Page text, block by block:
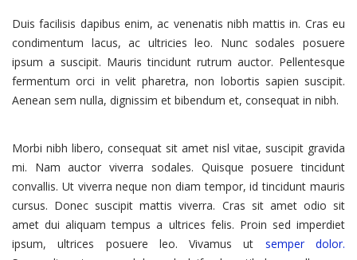
Duis facilisis dapibus enim, ac venenatis nibh mattis in. Cras eu
condimentum lacus, ac ultricies leo. Nunc sodales posuere
ipsum a suscipit. Mauris tincidunt rutrum auctor. Pellentesque
fermentum orci in velit pharetra, non lobortis sapien suscipit.
Aenean sem nulla, dignissim et bibendum et, consequat in nibh.
Morbi nibh libero, consequat sit amet nisl vitae, suscipit gravida
mi. Nam auctor viverra sodales. Quisque posuere tincidunt
convallis. Ut viverra neque non diam tempor, id tincidunt mauris
cursus. Donec suscipit mattis viverra. Cras sit amet odio sit
amet dui aliquam tempus a ultrices felis. Proin sed imperdiet
ipsum, ultrices posuere leo. Vivamus ut semper dolor.